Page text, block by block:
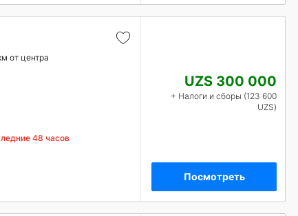
от центра
48 часов
UZS 300 000
+ Налоги и сборы (123 600
UZS)
Посмотреть